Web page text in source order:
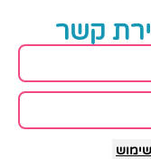
קשר